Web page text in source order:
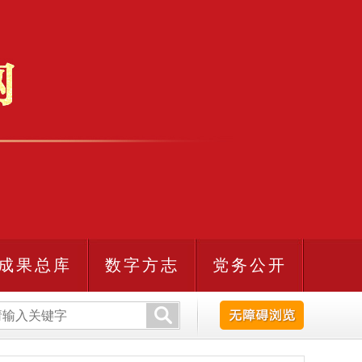
成果总库 数字方志 党务公开